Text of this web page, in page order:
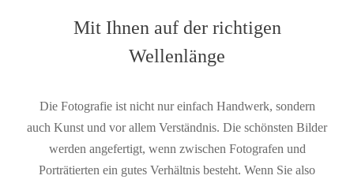
Mit Ihnen auf der richtigen
Wellenlänge
Die Fotografie ist nicht nur einfach Handwerk, sondern
auch Kunst und vor allem Verständnis. Die schönsten Bilder
werden angefertigt, wenn zwischen Fotografen und
Porträtierten ein gutes Verhältnis besteht. Wenn Sie also